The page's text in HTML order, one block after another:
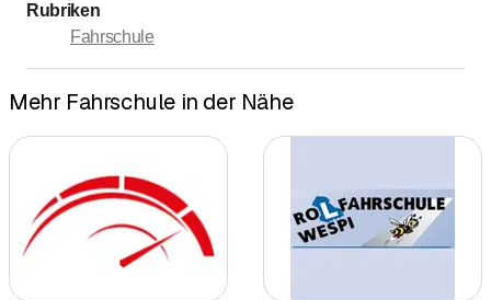
Rubriken
Fahrschule
Mehr Fahrschule in der Nähe